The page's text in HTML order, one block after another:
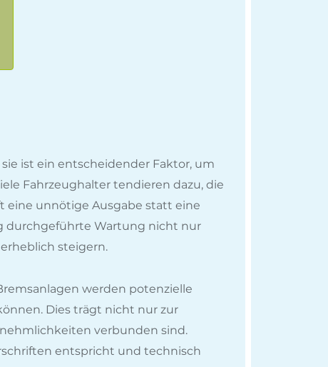
ist ein entscheidender Faktor, um
Fahrzeughalter tendieren dazu, die
eine unnötige Ausgabe statt eine
durchgeführte Wartung nicht nur
steigern.
werden potenzielle
Dies trägt nicht nur zur
verbunden sind.
entspricht und technisch